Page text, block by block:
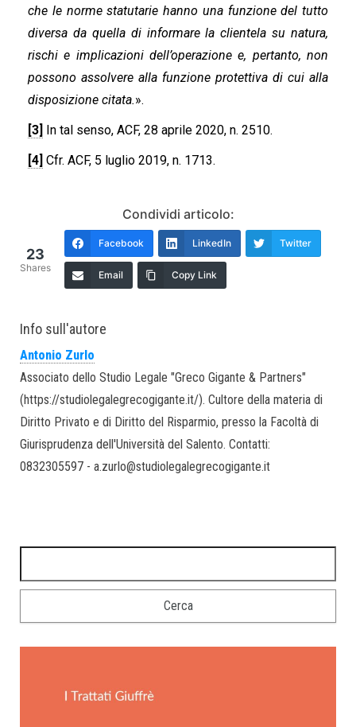
che le norme statutarie hanno una funzione del tutto
diversa da quella di informare la clientela su natura,
rischi e implicazioni dell’operazione e, pertanto, non
possono assolvere alla funzione protettiva di cui alla
disposizione citata.».
[3] In tal senso, ACF, 28 aprile 2020, n. 2510.
[4] Cfr. ACF, 5 luglio 2019, n. 1713.
Condividi articolo:
23
Shares
Facebook LinkedIn Twitter
Email Copy Link
Info sull'autore
Antonio Zurlo
Associato dello Studio Legale "Greco Gigante & Partners"
(https://studiolegalegrecogigante.it/). Cultore della materia di
Diritto Privato e di Diritto del Risparmio, presso la Facoltà di
Giurisprudenza dell'Università del Salento. Contatti:
0832305597 - a.zurlo@studiolegalegrecogigante.it